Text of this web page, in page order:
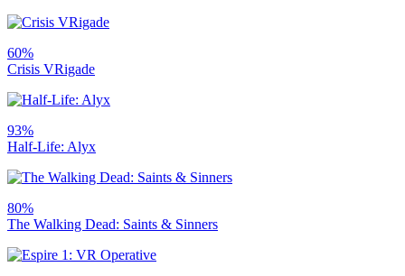
60%
Crisis VRigade
93%
Half-Life: Alyx
80%
The Walking Dead: Saints & Sinners